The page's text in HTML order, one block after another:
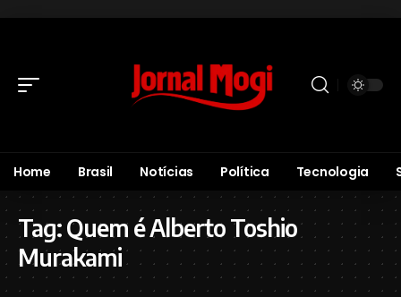
Home Brasil Notícias Política Tecnologia
Tag:Quem é Alberto Toshio
Murakami